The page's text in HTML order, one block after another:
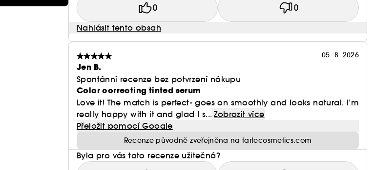
0 0
Nahlásit tento obsah
05. 8. 2026
Jen B.
Spontánní recenze bez potvrzení nákupu
Color correcting tinted serum
Love it! The match is perfect- goes on smoothly and looks natural. I’m
really happy with it and glad I s... Zobrazit více
Přeložit pomocí Google
Recenze původně zveřejněna na tartecosmetics.com
Byla pro vás tato recenze užitečná?